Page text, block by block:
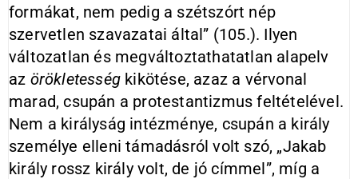
formákat, nem pedig a szétszórt nép
szervetlen szavazatai által” (105.). Ilyen
változatlan és megváltoztathatatlan alapelv
az örökletesség kikötése, azaz a vérvonal
marad, csupán a protestantizmus feltételével.
Nem a királyság intézménye, csupán a király
személye elleni támadásról volt szó, „Jakab
király rossz király volt, de jó címmel”, míg a